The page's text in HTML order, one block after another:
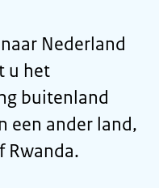
Nederland
u het
buitenland
een ander land,
Rwanda.